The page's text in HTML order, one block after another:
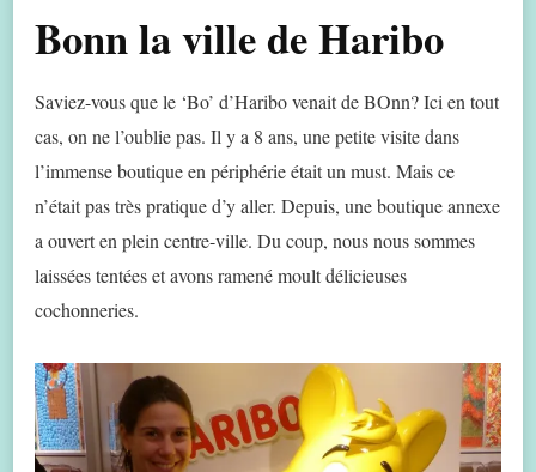
Bonn la ville de Haribo
Saviez-vous que le ‘Bo’ d’Haribo venait de BOnn? Ici en tout
cas, on ne l’oublie pas. Il y a 8 ans, une petite visite dans
l’immense boutique en périphérie était un must. Mais ce
n’était pas très pratique d’y aller. Depuis, une boutique annexe
a ouvert en plein centre-ville. Du coup, nous nous sommes
laissées tentées et avons ramené moult délicieuses
cochonneries.